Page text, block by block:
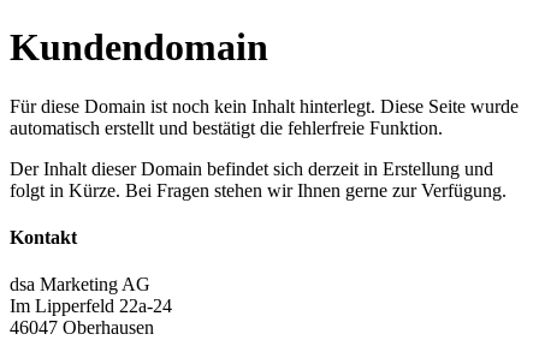
Kundendomain
Für diese Domain ist noch kein Inhalt hinterlegt. Diese Seite wurde
automatisch erstellt und bestätigt die fehlerfreie Funktion.
Der Inhalt dieser Domain befindet sich derzeit in Erstellung und
folgt in Kürze. Bei Fragen stehen wir Ihnen gerne zur Verfügung.
Kontakt
dsa Marketing AG
Im Lipperfeld 22a-24
46047 Oberhausen